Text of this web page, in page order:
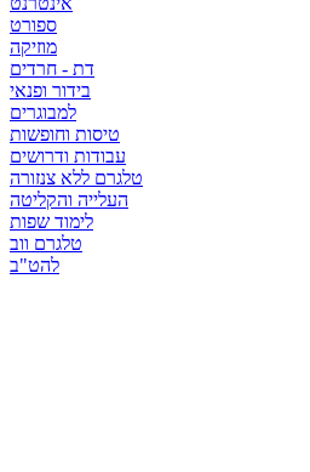
ספורט
מוזיקה
דת - חרדים
בידור ופנאי
למבוגרים
טיסות וחופשות
עבודות ודרושים
טלגרם ללא צנזורה
העלייה והקליטה
לימוד שפות
טלגרם ווב
להט"ב